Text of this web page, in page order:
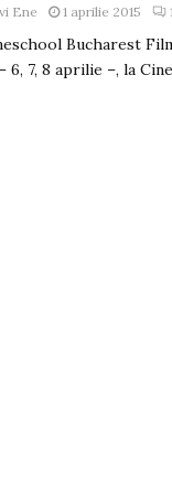
Ene 1 aprilie 2015 1
Bucharest
6, 7, 8 aprilie –, la